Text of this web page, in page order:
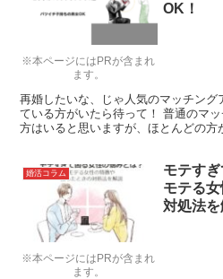
※本ページにはPRが含まれ
ます。
OK！
再婚したいな、じゃ人気のマッチング
ている方がいたら待って！ 普通のマ
方はいると思いますが、ほとんどの方
※本ページにはPRが含まれ
ます。
婚活コラム
モテす
モテる
対処法